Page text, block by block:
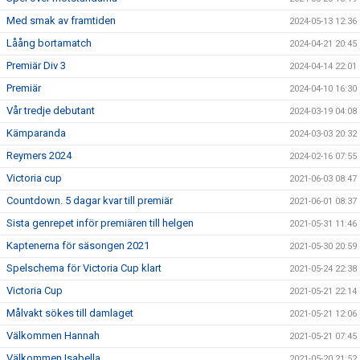
Med smak av framtiden 2024-05-13 12:36
Låång bortamatch 2024-04-21 20:45
Premiär Div 3 2024-04-14 22:01
Premiär 2024-04-10 16:30
Vår tredje debutant 2024-03-19 04:08
Kämparanda 2024-03-03 20:32
Reymers 2024 2024-02-16 07:55
Victoria cup 2021-06-03 08:47
Countdown. 5 dagar kvar till premiär 2021-06-01 08:37
Sista genrepet inför premiären till helgen 2021-05-31 11:46
Kaptenerna för säsongen 2021 2021-05-30 20:59
Spelschema för Victoria Cup klart 2021-05-24 22:38
Victoria Cup 2021-05-21 22:14
Målvakt sökes till damlaget 2021-05-21 12:06
Välkommen Hannah 2021-05-21 07:45